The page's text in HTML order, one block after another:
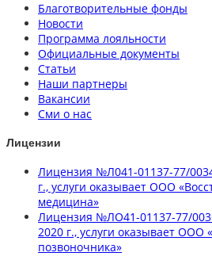
Благотворительные фонды
Новости
Программа лояльности
Официальные документы
Статьи
Наши партнеры
Вакансии
Сми о нас
Лицензии
Лицензия №Л041-01137-77/
г., услуги оказывает ООО
медицина»
Лицензия №ЛО41-01137-77/
2020 г., услуги оказывает ООО
позвоночника»